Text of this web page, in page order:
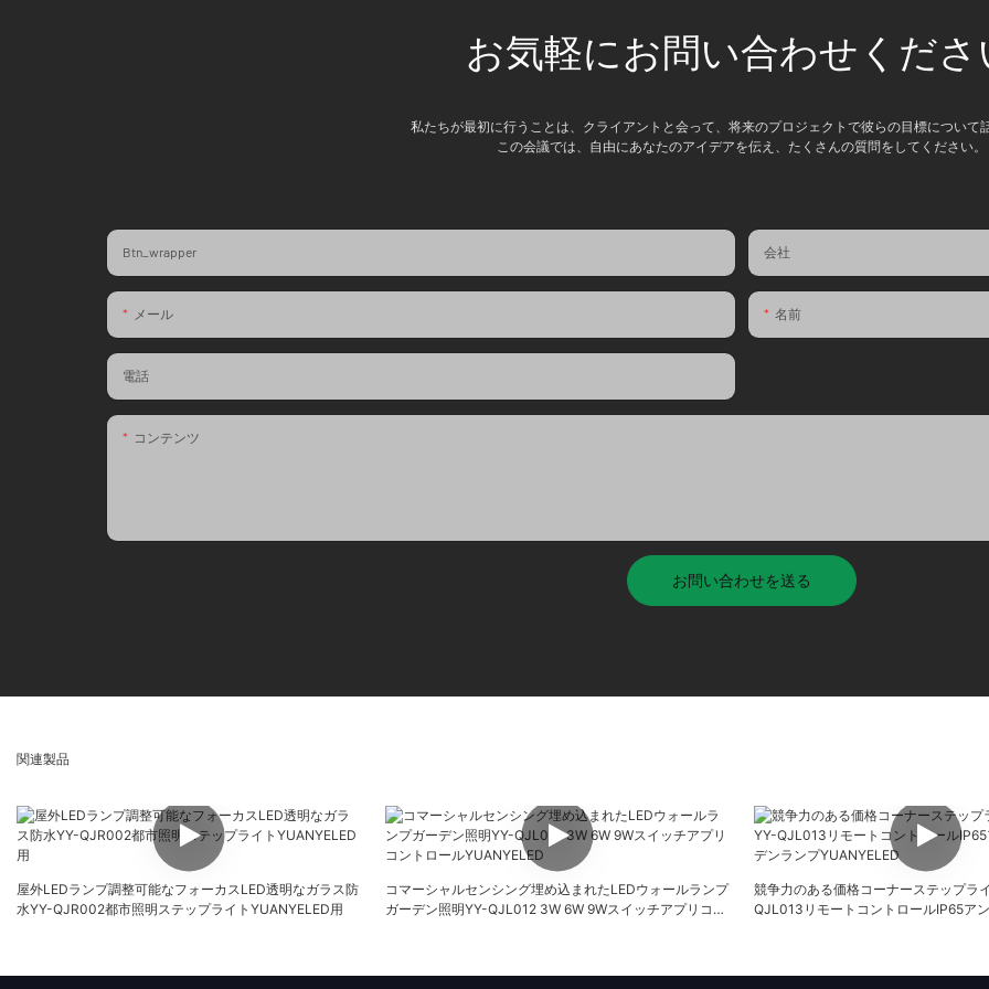
お気軽にお問い合わせくださ
私たちが最初に行うことは、クライアントと会って、将来のプロジェクトで彼らの目標について
この会議では、自由にあなたのアイデアを伝え、たくさんの質問をしてください。
Btn_wrapper 会社
メール 名前
電話
コンテンツ
お問い合わせを送る
関連製品
屋外LEDランプ調整可能なフォーカスLED透明なガラス防
水YY-QJR002都市照明ステップライトYUANYELED用
コマーシャルセンシング埋め込まれたLEDウォールランプ
ガーデン照明YY-QJL012 3W 6W 9Wスイッチアプリコン
競争力のある価格コーナーステップラ
QJL013リモートコントロールIP65ア